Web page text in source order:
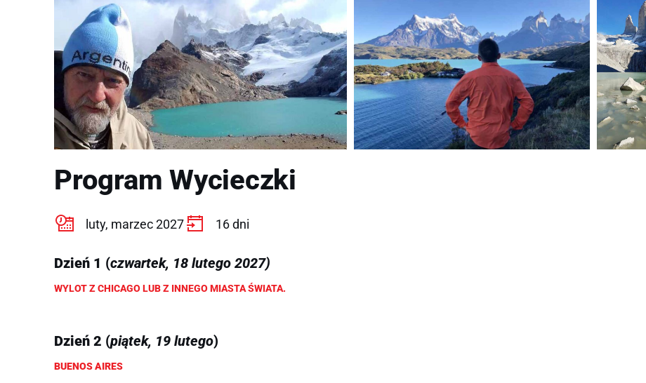
Program Wycieczki
luty, marzec 2027 16 dni
Dzień 1 (czwartek, 18 lutego 2027)
WYLOT Z CHICAGO LUB Z INNEGO MIASTA ŚWIATA.
Dzień 2 (piątek, 19 lutego)
BUENOS AIRES